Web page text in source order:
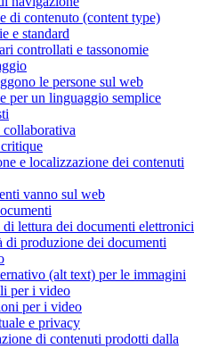
di contenuto (content type)
e standard
controllati e tassonomie
le persone sul web
per un linguaggio semplice
e localizzazione dei contenuti
vanno sul web
lettura dei documenti elettronici
di produzione dei documenti
(alt text) per le immagini
per i video
per i video
e privacy
di contenuti prodotti dalla